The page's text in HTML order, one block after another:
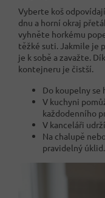
Vyberte koš
dnu a horní okraj
vyhněte horkému
těžké suti. Jakmile je
je k sobě a zavažte.
kontejneru je čistší.
Do koupelny se
V kuchyni
každodenního
V kanceláři
Na chalupě
pravidelný úklid.